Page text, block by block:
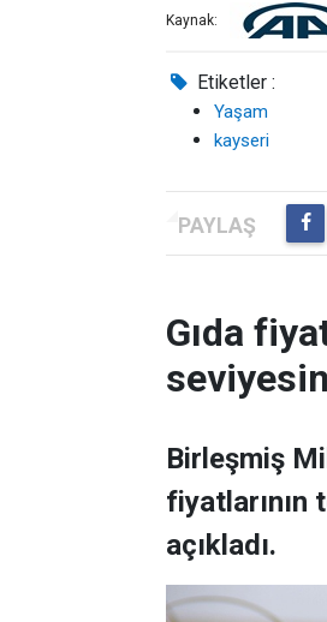
Kaynak:
Etiketler :
Yaşam
kayseri
Gıda
Birleşmiş
fiyatlarının
açıkladı.